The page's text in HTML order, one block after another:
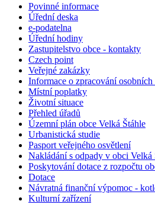
Povinné informace
Úřední deska
e-podatelna
Úřední hodiny
Zastupitelstvo obce - kontakty
Czech point
Veřejné zakázky
Informace o zpracování osobních
Místní poplatky
Životní situace
Přehled úřadů
Územní plán obce Velká Štáhle
Urbanistická studie
Pasport veřejného osvětlení
Nakládání s odpady v obci Velká
Poskytování dotace z rozpočtu
Dotace
Návratná finanční výpomoc -
Kulturní zařízení